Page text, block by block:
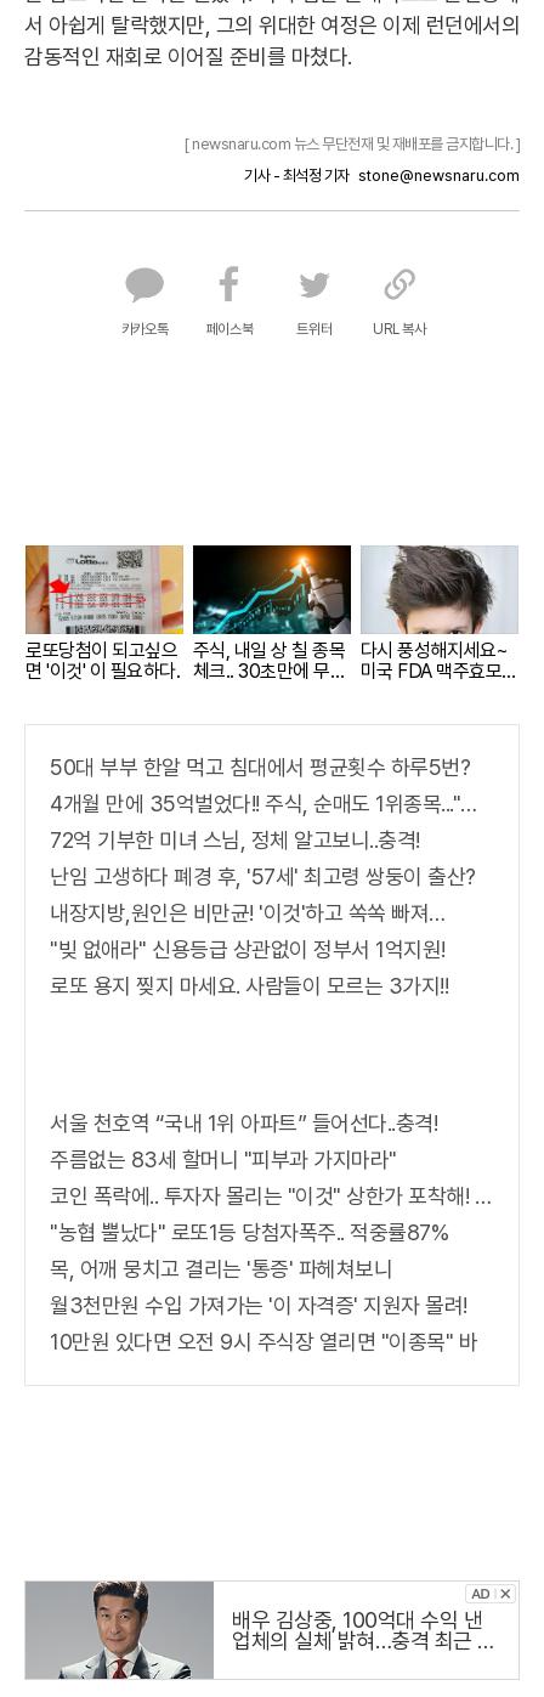
서 아쉽게 탈락했지만, 그의 위대한 여정은 이제 런던에서의
감동적인 재회로 이어질 준비를 마쳤다.
[ newsnaru.com 뉴스 무단전재 및 재배포를 금지합니다. ]
기사 - 최석정 기자 stone@newsnaru.com
카카오톡 페이스북 트위터 URL 복사
로또당첨이 되고싶으
면 '이것' 이 필요하다.
주식, 내일 상 칠 종목
체크.. 30초만에 무료
다시 풍성해지세요~
미국 FDA 맥주효모샴
50대 부부 한알 먹고 침대에서 평균횟수 하루5번?
4개월 만에 35억벌었다!! 주식, 순매도 1위종목..."충격"
72억 기부한 미녀 스님, 정체 알고보니..충격!
난임 고생하다 폐경 후, '57세' 최고령 쌍둥이 출산?
내장지방,원인은 비만균! '이것'하고 쏙쏙 빠져…
"빚 없애라" 신용등급 상관없이 정부서 1억지원!
로또 용지 찢지 마세요. 사람들이 모르는 3가지!!
서울 천호역 “국내 1위 아파트” 들어선다..충격!
주름없는 83세 할머니 "피부과 가지마라"
코인 폭락에.. 투자자 몰리는 "이것" 상한가 포착해! 미리 투자..
"농협 뿔났다" 로또1등 당첨자폭주.. 적중률87%
목, 어깨 뭉치고 결리는 '통증' 파헤쳐보니
월3천만원 수입 가져가는 '이 자격증' 지원자 몰려!
10만원 있다면 오전 9시 주식장 열리면 "이종목" 바
배우 김상중, 100억대 수익 낸
업체의 실체 밝혀…충격 최근 냉
의 사랑을 받는 국민 배우 김상